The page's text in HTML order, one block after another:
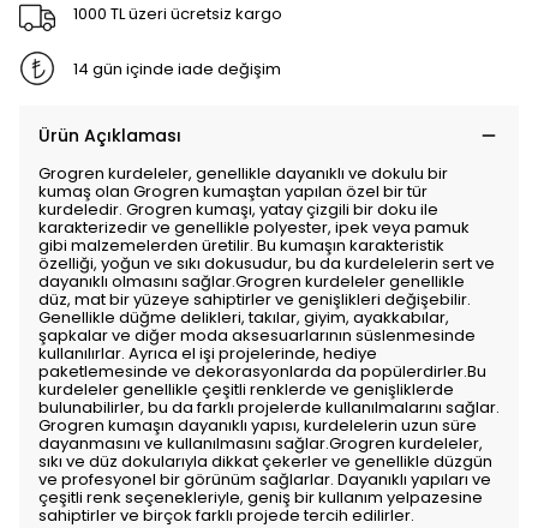
1000 TL üzeri ücretsiz kargo
14 gün içinde iade değişim
Ürün Açıklaması
Grogren kurdeleler, genellikle dayanıklı ve dokulu bir
kumaş olan Grogren kumaştan yapılan özel bir tür
kurdeledir. Grogren kumaşı, yatay çizgili bir doku ile
karakterizedir ve genellikle polyester, ipek veya pamuk
gibi malzemelerden üretilir. Bu kumaşın karakteristik
özelliği, yoğun ve sıkı dokusudur, bu da kurdelelerin sert ve
dayanıklı olmasını sağlar.Grogren kurdeleler genellikle
düz, mat bir yüzeye sahiptirler ve genişlikleri değişebilir.
Genellikle düğme delikleri, takılar, giyim, ayakkabılar,
şapkalar ve diğer moda aksesuarlarının süslenmesinde
kullanılırlar. Ayrıca el işi projelerinde, hediye
paketlemesinde ve dekorasyonlarda da popülerdirler.Bu
kurdeleler genellikle çeşitli renklerde ve genişliklerde
bulunabilirler, bu da farklı projelerde kullanılmalarını sağlar.
Grogren kumaşın dayanıklı yapısı, kurdelelerin uzun süre
dayanmasını ve kullanılmasını sağlar.Grogren kurdeleler,
sıkı ve düz dokularıyla dikkat çekerler ve genellikle düzgün
ve profesyonel bir görünüm sağlarlar. Dayanıklı yapıları ve
çeşitli renk seçenekleriyle, geniş bir kullanım yelpazesine
sahiptirler ve birçok farklı projede tercih edilirler.